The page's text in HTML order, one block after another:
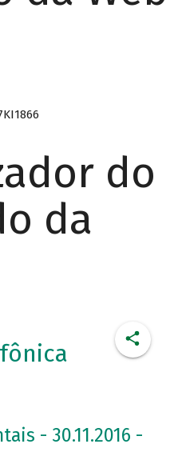
do
da
- 30.11.2016 -